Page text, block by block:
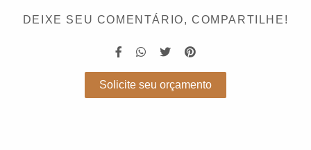
DEIXE SEU COMENTÁRIO, COMPARTILHE!
Solicite seu orçamento